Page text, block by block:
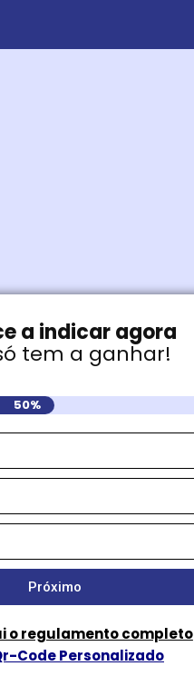
a indicar agora
tem a ganhar!
50%
Próximo
o regulamento completo
Code Personalizado